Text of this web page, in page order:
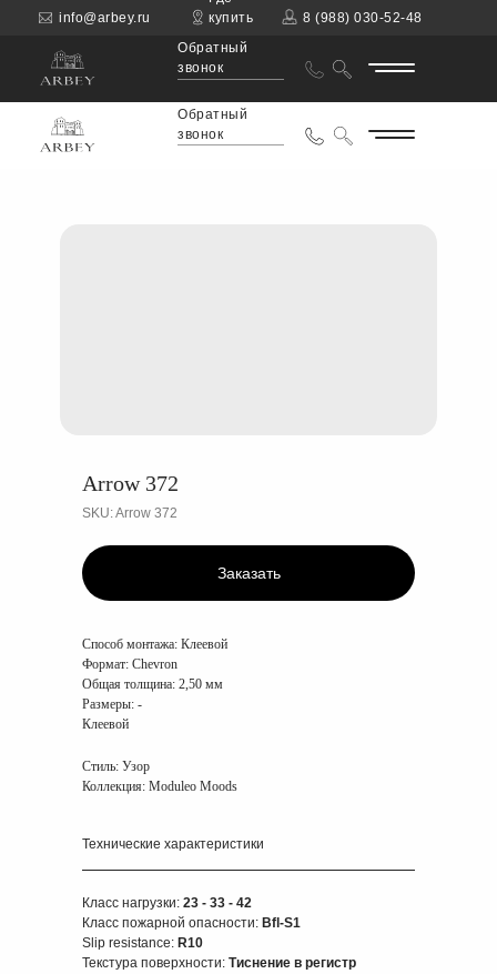
купить
8 (988) 030-52-48
info@arbey.ru
Обратный
звонок
Обратный
звонок
Arrow 372
SKU:Arrow 372
Заказать
Способ монтажа: Клеевой
Формат: Chevron
Общая толщина: 2,50 мм
Размеры: -
Клеевой
Стиль: Узор
Коллекция: Moduleo Moods
Технические характеристики
Класс нагрузки: 23 - 33 - 42
Класс пожарной опасности: Bfl-S1
Slip resistance: R10
Текстура поверхности: Тиснение в регистр